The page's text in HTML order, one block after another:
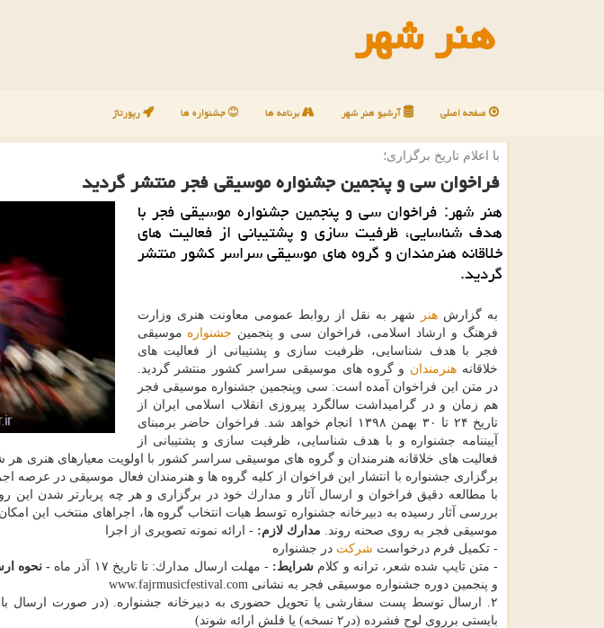
هنر شهر
صفحه اصلی آرشیو هنر شهر برنامه ها جشنواره ها رپورتاژ
با اعلام تاریخ برگزاری؛
فراخوان سی و پنجمین جشنواره موسیقی فجر منتشر گردید
هنر شهر: فراخوان سی و پنجمین جشنواره موسیقی فجر با
هدف شناسایی، ظرفیت سازی و پشتیبانی از فعالیت های
خلاقانه هنرمندان و گروه های موسیقی سراسر كشور منتشر
گردید.
به گزارشهنر
شهر به نقل از روابط عمومی معاونت هنری وزارت
فرهنگ و ارشاد اسلامی، فراخوان سی و پنجمین جشنواره موسیقی
فجر با هدف شناسایی، ظرفیت سازی و پشتیبانی از فعالیت های
خلاقانه هنرمندان و گروه های موسیقی سراسر كشور منتشر گردید.
در متن این فراخوان آمده است: سی وپنجمین جشنواره موسیقی فجر
هم زمان و در گرامیداشت سالگرد پیروزی انقلاب اسلامی ایران از
تاریخ ۲۴ تا ۳۰ بهمن ۱۳۹۸ انجام خواهد شد. فراخوان حاضر برمبنای
آیین­نامه جشنواره و با هدف شناسایی، ظرفیت سازی و پشتیبانی از
فعالیت های خلاقانه هنرمندان و گروه های موسیقی سراسر كشور با اولویت معیارهای هنری
برگزاری جشنواره با انتشار این فراخوان از كلیه گروه ها و هنرمندان فعال موسیقی در
با مطالعه دقیق فراخوان و ارسال آثار و مدارك خود در برگزاری و هر چه پربارتر شدن این
بررسی آثار رسیده به دبیرخانه جشنواره توسط هیات انتخاب گروه ­ها، اجراهای منتخب این
موسیقی فجر به روی صحنه روند. مدارك لازم: - ارائه نمونه تصویری از اجرا
- تكمیل فرم درخواست شركت در جشنواره
- متن تایپ شده شعر، ترانه و كلام شرایط: - مهلت ارسال مدارك: تا تاریخ ۱۷ آذر ماه - نحوه
و پنجمین دوره جشنواره موسیقی فجر به نشانی www.fajrmusicfestival.com
۲. ارسال توسط پست سفارشی یا تحویل حضوری به دبیرخانه جشنواره. (در صورت ارسال
بایستی برروی لوح فشرده (در۲ نسخه) یا فلش­ ارائه شوند)